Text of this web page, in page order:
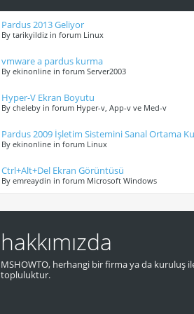
Pardus 2013 Geliyor
By tarikyildiz in forum Linux
vmware a pardus kurma
By ekinonline in forum Server2003
Hyper-V Ekran Boyutu
By cheleby in forum Hyper-v, App-v ve Med-v
Pardus 2009 İşletim Sistemini Sanal Ortama
By ekinonline in forum Linux
Ctrl+Alt+Del Ekran Görüntüsü
By emreaydin in forum Microsoft Windows
hakkımızda
MSHOWTO, herhangi bir firma ya da kuruluş
topluluktur.